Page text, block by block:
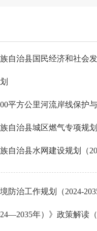
自治县国民经济和社会
平方公里河流岸线保护
自治县城区燃气专项规
自治县水网建设规划（
防治工作规划（2024-
年）》政策解读（